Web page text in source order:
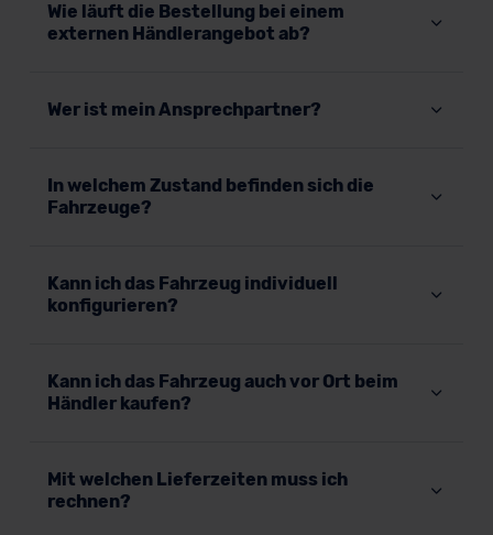
Wie läuft die Bestellung bei einem
externen Händlerangebot ab?
Wer ist mein Ansprechpartner?
In welchem Zustand befinden sich die
Fahrzeuge?
Kann ich das Fahrzeug individuell
konfigurieren?
Kann ich das Fahrzeug auch vor Ort beim
Händler kaufen?
Mit welchen Lieferzeiten muss ich
rechnen?